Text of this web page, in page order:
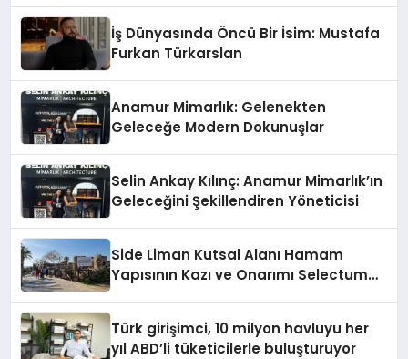
İş Dünyasında Öncü Bir İsim: Mustafa
Furkan Türkarslan
Anamur Mimarlık: Gelenekten
Geleceğe Modern Dokunuşlar
Selin Ankay Kılınç: Anamur Mimarlık’ın
Geleceğini Şekillendiren Yöneticisi
Side Liman Kutsal Alanı Hamam
Yapısının Kazı ve Onarımı Selectum
Türk girişimci, 10 milyon havluyu her
yıl ABD’li tüketicilerle buluşturuyor